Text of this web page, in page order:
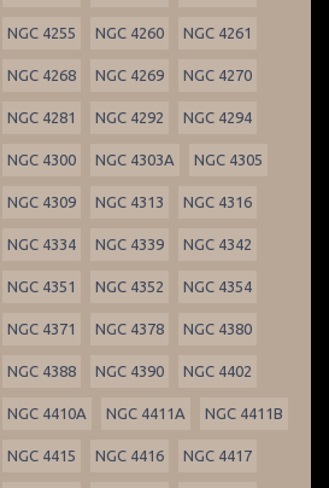
NGC 4255 NGC 4260 NGC 4261
NGC 4268 NGC 4269 NGC 4270
NGC 4281 NGC 4292 NGC 4294
NGC 4300 NGC 4303A NGC 4305
NGC 4309 NGC 4313 NGC 4316
NGC 4334 NGC 4339 NGC 4342
NGC 4351 NGC 4352 NGC 4354
NGC 4371 NGC 4378 NGC 4380
NGC 4388 NGC 4390 NGC 4402
NGC 4410A NGC 4411A NGC 4411B
NGC 4415 NGC 4416 NGC 4417